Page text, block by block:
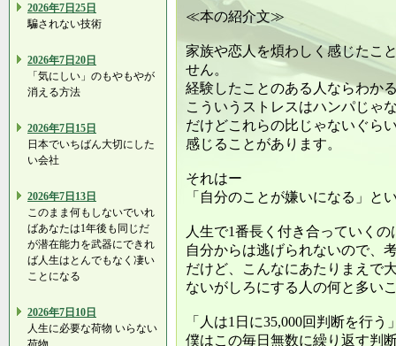
2026年7日25日
騙されない技術
2026年7日20日
「気にしい」のもやもやが
消える方法
2026年7日15日
日本でいちばん大切にした
い会社
2026年7日13日
このまま何もしないでいれ
ばあなたは1年後も同じだ
が潜在能力を武器にできれ
ば人生はとんでもなく凄い
ことになる
2026年7日10日
人生に必要な荷物 いらない
≪本の紹介文≫
家族や恋人を煩わしく感じたこ
せん。
経験したことのある人ならわか
こういうストレスはハンパじゃ
だけどこれらの比じゃないぐら
感じることがあります。
それはー
「自分のことが嫌いになる」と
人生で1番長く付き合っていく
自分からは逃げられないので、
だけど、こんなにあたりまえで
ないがしろにする人の何と多い
「人は1日に35,000回判断を行
僕はこの毎日無数に繰り返す判